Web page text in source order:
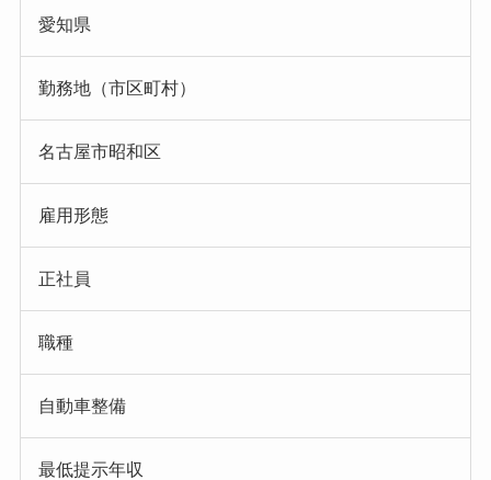
愛知県
勤務地（市区町村）
名古屋市昭和区
雇用形態
正社員
職種
自動車整備
最低提示年収